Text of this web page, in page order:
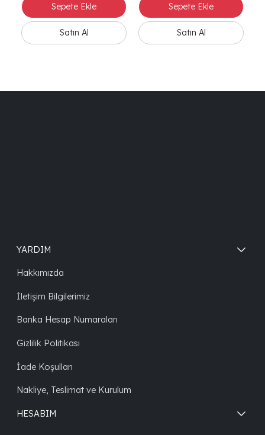
YARDIM
Hakkımızda
İletişim Bilgilerimiz
Banka Hesap Numaraları
Gizlilik Politikası
İade Koşulları
Nakliye, Teslimat ve Kurulum
HESABIM